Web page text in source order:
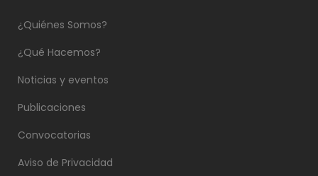
¿Quiénes Somos?
¿Qué Hacemos?
Noticias y eventos
Publicaciones
Convocatorias
Aviso de Privacidad